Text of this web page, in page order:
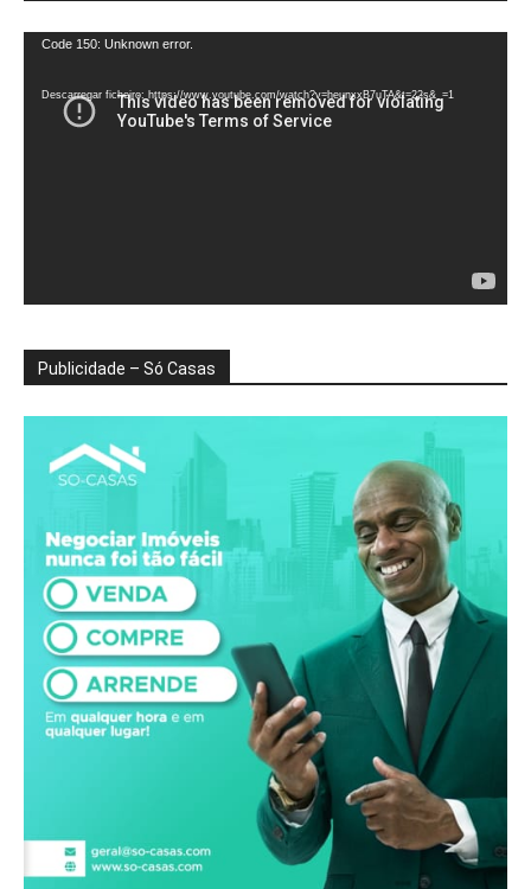
Reprodutor
vídeo
Code 150: Unknown error.
Descarregar ficheiro: https://www.youtube.com/watch?v=heunxxB7uTA&t=22s&_=1
Publicidade – Só Casas